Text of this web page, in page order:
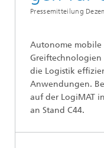
Pressemitteilung
Autonome mobile
die Logistik
Anwendungen.
auf der LogiMAT
an Stand C44.